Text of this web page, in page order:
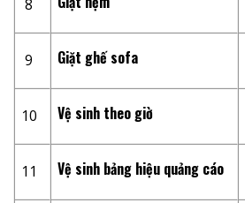
8
9 Giặt ghế sofa
10 Vệ sinh theo giờ
11 Vệ sinh bảng hiệu quảng cáo